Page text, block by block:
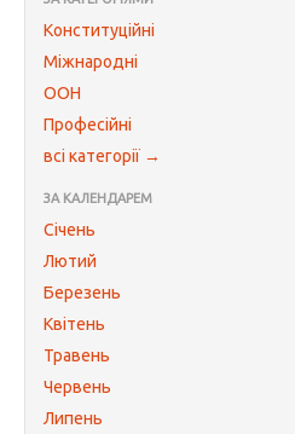
Конституційні
Міжнародні
ООН
Професійні
всі категорії →
ЗА КАЛЕНДАРЕМ
Січень
Лютий
Березень
Квітень
Травень
Червень
Липень